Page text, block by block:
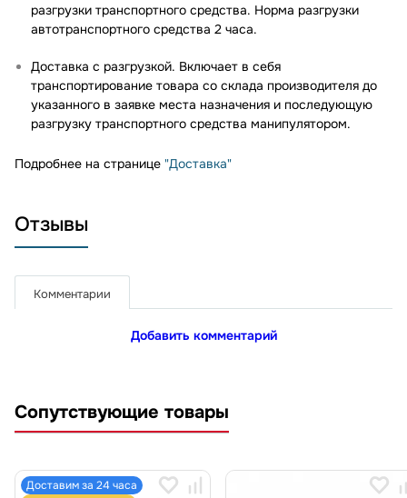
разгрузки транспортного средства. Норма разгрузки
автотранспортного средства 2 часа.
Доставка с разгрузкой. Включает в себя
транспортирование товара со склада производителя до
указанного в заявке места назначения и последующую
разгрузку транспортного средства манипулятором.
Подробнее на странице "Доставка"
Отзывы
Комментарии
Добавить комментарий
Сопутствующие товары
Доставим за 24 часа